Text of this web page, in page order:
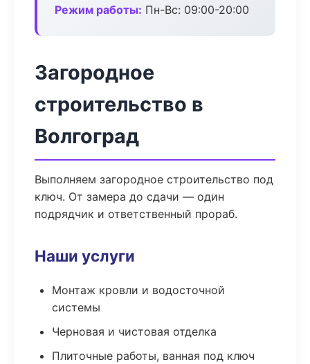
Режим работы: Пн-Вс: 09:00-20:00
Загородное
строительство в
Волгоград
Выполняем загородное строительство под
ключ. От замера до сдачи — один
подрядчик и ответственный прораб.
Наши услуги
Монтаж кровли и водосточной
системы
Черновая и чистовая отделка
Плиточные работы, ванная под ключ